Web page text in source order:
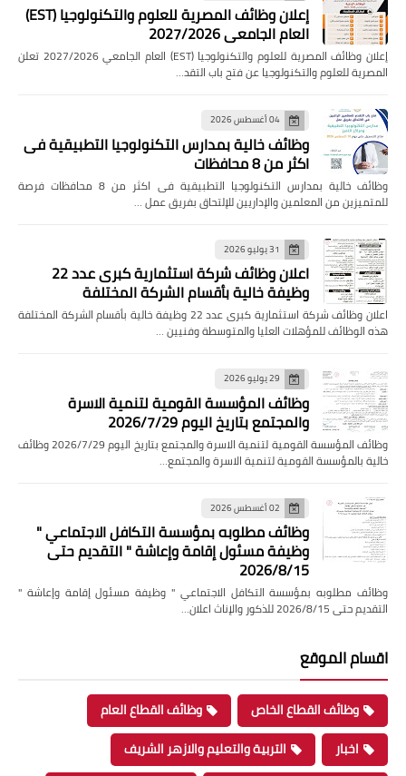
إعلان وظائف المصرية للعلوم والتكنولوجيا (EST)
العام الجامعي 2027/2026
إعلان وظائف المصرية للعلوم والتكنولوجيا (EST) العام الجامعي 2027/2026 تعلن
المصرية للعلوم والتكنولوجيا عن فتح باب التقد…
04 أغسطس 2026
وظائف خالية بمدارس التكنولوجيا التطبيقية فى
اكثر من 8 محافظات
وظائف خالية بمدارس التكنولوجيا التطبيقية فى اكثر من 8 محافظات فرصة
للمتميزين من المعلمين والإداريين للإلتحاق بفريق عمل …
31 يوليو 2026
اعلان وظائف شركة استثمارية كبرى عدد 22
وظيفة خالية بأقسام الشركة المختلفة
اعلان وظائف شركة استثمارية كبرى عدد 22 وظيفة خالية بأقسام الشركة المختلفة
هذه الوظائف للمؤهلات العليا والمتوسطة وفنيين …
29 يوليو 2026
وظائف المؤسسة القومية لتنمية الاسرة
والمجتمع بتاريخ اليوم 2026/7/29
وظائف المؤسسة القومية لتنمية الاسرة والمجتمع بتاريخ اليوم 2026/7/29 وظائف
خالية بالمؤسسة القومية لتنمية الاسرة والمجتمع…
02 أغسطس 2026
وظائف مطلوبه بمؤسسة التكافل الاجتماعي "
وظيفة مسئول إقامة وإعاشة " التقديم حتى
2026/8/15
وظائف مطلوبه بمؤسسة التكافل الاجتماعي " وظيفة مسئول إقامة وإعاشة "
التقديم حتى 2026/8/15 للذكور والإناث اعلان…
اقسام الموقع
وظائف القطاع الخاص
وظائف القطاع العام
اخبار
التربية والتعليم والازهر الشريف